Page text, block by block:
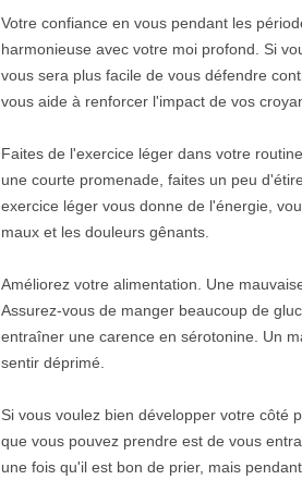
Votre confiance en vous pendant les
harmonieuse avec votre moi profond. Si
vous sera plus facile de vous défendre
vous aide à renforcer l'impact de vos
Faites de l'exercice léger dans votre
une courte promenade, faites un peu
exercice léger vous donne de l'énergie,
maux et les douleurs gênants.
Améliorez votre alimentation. Une
Assurez-vous de manger beaucoup de
entraîner une carence en sérotonine. Un
sentir déprimé.
Si vous voulez bien développer votre côté
que vous pouvez prendre est de vous
une fois qu'il est bon de prier, mais